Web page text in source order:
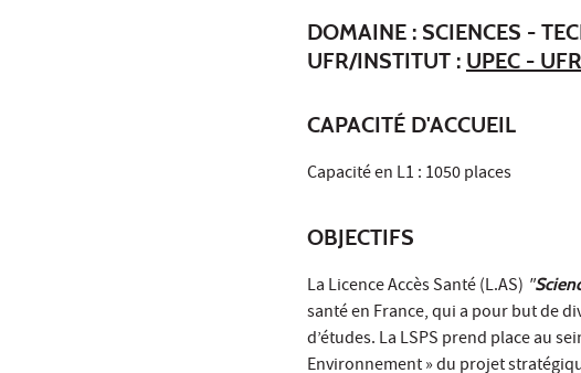
DOMAINE : SCIENCES -
UFR/INSTITUT : UPEC -
CAPACITÉ D'ACCUEIL
Capacité en L1 : 1050 places
OBJECTIFS
La Licence Accès Santé (L.AS) "
santé en France, qui a pour but de
d’études. La LSPS prend place au
Environnement » du projet